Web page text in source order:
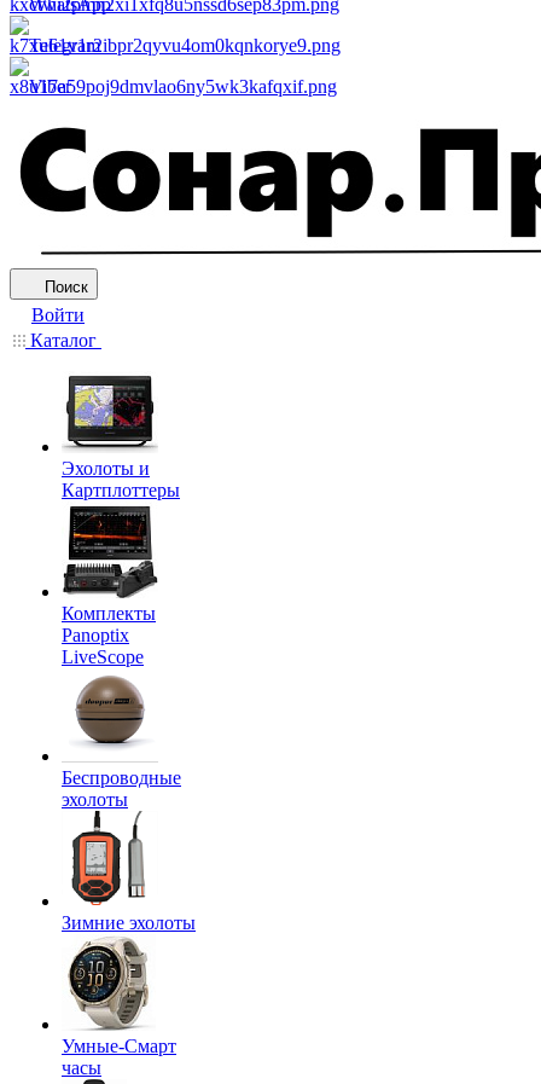
WhatsApp
Telegram
Viber
Поиск
Войти
Каталог
Эхолоты и
Картплоттеры
Комплекты
Panoptix
LiveScope
Беспроводные
эхолоты
Зимние эхолоты
Умные-Смарт
часы